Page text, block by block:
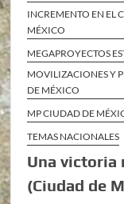
INCREMENTO EN EL
MÉXICO
MEGAPROYECTOS
MOVILIZACIONES Y
DE MÉXICO
MP CIUDAD DE
TEMAS NACIONALES
Una victoria
(Ciudad de